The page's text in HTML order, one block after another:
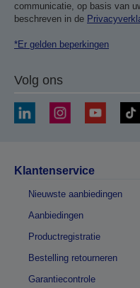
communicatie, op basis van
beschreven in de
*Er gelden beperkingen
Volg ons
Klantenservice
Nieuwste aanbiedingen
Aanbiedingen
Productregistratie
Bestelling retourneren
Garantiecontrole